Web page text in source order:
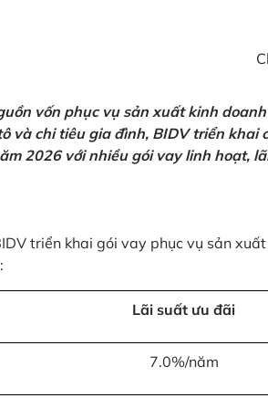
vốn phục vụ sản xuất kinh
và chi tiêu gia đình, BIDV triển khai
2026 với nhiều gói vay linh hoạt,
triển khai gói vay phục vụ sản
Lãi suất ưu đãi
7.0%/năm